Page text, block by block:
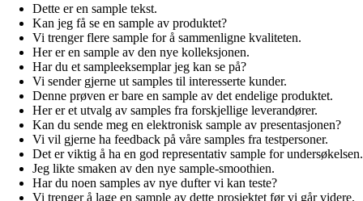
Dette er en sample tekst.
Kan jeg få se en sample av produktet?
Vi trenger flere sample for å sammenligne kvaliteten.
Her er en sample av den nye kolleksjonen.
Har du et sampleeksemplar jeg kan se på?
Vi sender gjerne ut samples til interesserte kunder.
Denne prøven er bare en sample av det endelige produktet.
Her er et utvalg av samples fra forskjellige leverandører.
Kan du sende meg en elektronisk sample av presentasjonen?
Vi vil gjerne ha feedback på våre samples fra testpersoner.
Det er viktig å ha en god representativ sample for undersøkelsen.
Jeg likte smaken av den nye sample-smoothien.
Har du noen samples av nye dufter vi kan teste?
Vi trenger å lage en sample av dette prosjektet før vi går videre.